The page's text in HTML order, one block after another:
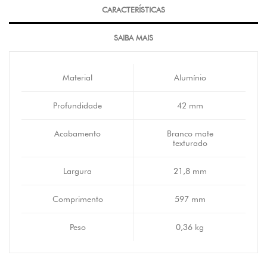
CARACTERÍSTICAS
SAIBA MAIS
Material Alumínio
Profundidade 42 mm
Acabamento
Branco mate
texturado
Largura 21,8 mm
Comprimento 597 mm
Peso 0,36 kg